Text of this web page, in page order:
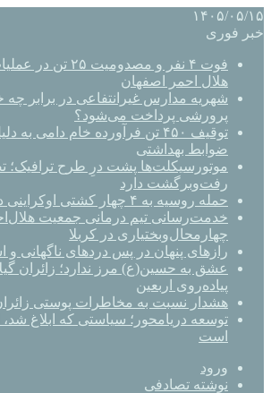
۱۴۰۵/۰۵/۱۵
خبر فوری
هلال احمر اصفهان
شهریه مدارس غیرانتفاعی در برابر
پرورشی پرداخت می‌شود؟
توقیف ۴۵۰ تن فرآورده خام دامی
ضوابط بهداشتی
رفت‌وبرگشت دارد
حمله روسیه به ۴ چهار کشتی اوکراینی در حال انتقال سلاح
خدمت‌رسانی تیم درمانی جمعیت
چهارمحال‌وبختیاری در کربلا
رازهای پنهان در پس دردهای ناگهانی
عشق به حسین(ع) مرز ندارد؛ زائران
پیاده‌روی اربعین
هشدار نسبت به مخاطرات پوستی
توسعه دریامحور؛ سیاستی که ابلاغ شد،
است
ورود
نوشته تصادفی